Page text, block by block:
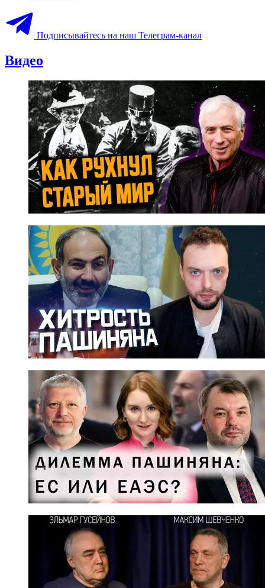
Подписывайтесь на наш Телеграм-канал
Видео